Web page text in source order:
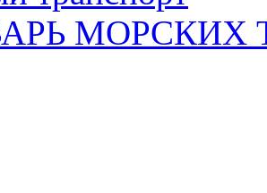
МОРСКИХ